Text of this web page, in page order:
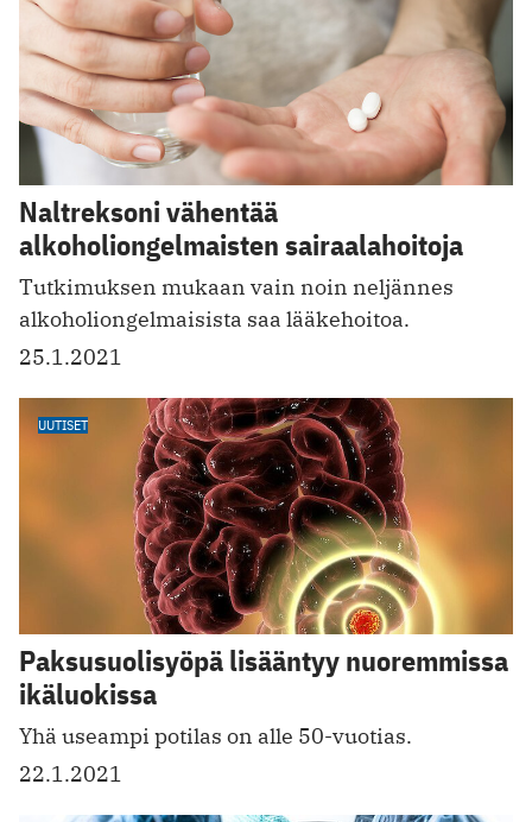
Naltreksoni vähentää
alkoholiongelmaisten sairaalahoitoja
Tutkimuksen mukaan vain noin neljännes
alkoholiongelmaisista saa lääkehoitoa.
25.1.2021
UUTISET
Paksusuolisyöpä lisääntyy nuoremmissa
ikäluokissa
Yhä useampi potilas on alle 50-vuotias.
22.1.2021